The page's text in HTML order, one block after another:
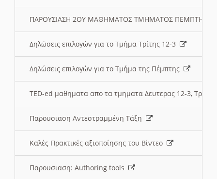
ΠΑΡΟΥΣΙΑΣΗ 2ΟΥ ΜΑΘΗΜΑΤΟΣ ΤΜΗΜΑΤΟΣ
Δηλώσεις επιλογών για το Τμήμα Τρίτης 12-3
Δηλώσεις επιλογών για το Τμήμα της Πέμπτης
TED-ed μαθηματα απο τα τμηματα Δευτερας 12-3,
Παρουσιαση Αντεστραμμένη Τάξη
Καλές Πρακτικές αξιοποίησης του Βίντεο
Παρουσιαση: Authoring tools